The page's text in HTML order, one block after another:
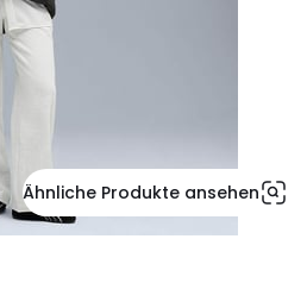
Ähnliche Produkte ansehen